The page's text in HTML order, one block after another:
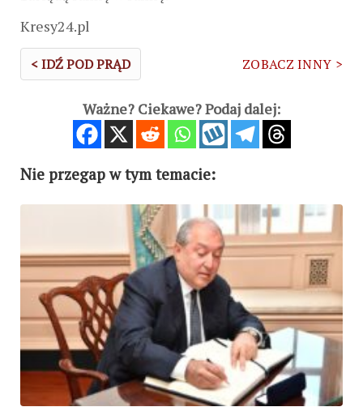
Kresy24.pl
< IDŹ POD PRĄD ZOBACZ INNY >
Ważne? Ciekawe? Podaj dalej:
Nie przegap w tym temacie: